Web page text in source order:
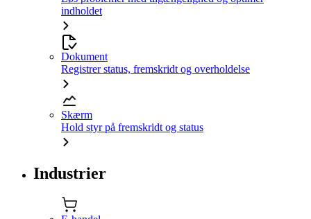
indholdet
Dokument
Registrer status, fremskridt og overholdelse
Skærm
Hold styr på fremskridt og status
Industrier